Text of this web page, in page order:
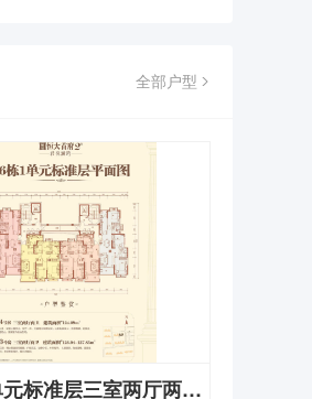
全部户型
56栋1单元标准层三室两厅两卫